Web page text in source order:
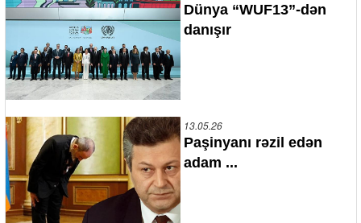
Dünya “WUF13”-dən
danışır
13.05.26
Paşinyanı rəzil edən
adam ...